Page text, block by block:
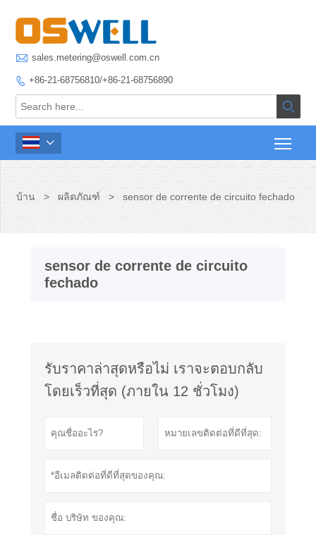
 sales.metering@oswell.com.cn
 +86-21-68756810/+86-21-68756890


บ้าน > ผลิตภัณฑ์ > sensor de corrente de circuito fechado
sensor de corrente de circuito
fechado
รับราคาล่าสุดหรือไม่ เราจะตอบกลับ
โดยเร็วที่สุด (ภายใน 12 ชั่วโมง)